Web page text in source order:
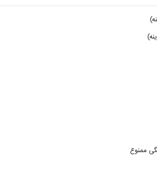
ممنوع